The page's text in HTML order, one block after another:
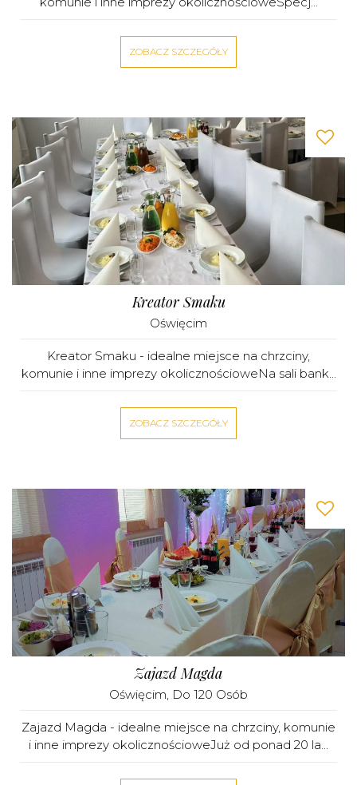
ZOBACZ SZCZEGÓŁY
Kreator Smaku
Oświęcim
Kreator Smaku - idealne miejsce na chrzciny,
komunie i inne imprezy okolicznościoweNa sali bank...
ZOBACZ SZCZEGÓŁY
Zajazd Magda
Oświęcim, Do 120 Osób
Zajazd Magda - idealne miejsce na chrzciny, komunie
i inne imprezy okolicznościoweJuż od ponad 20 la...